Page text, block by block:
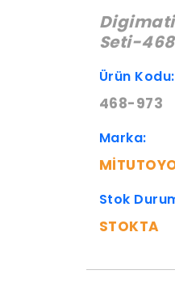
Seti-
Ürün Kodu:
468-973
Marka:
Stok
STOKTA